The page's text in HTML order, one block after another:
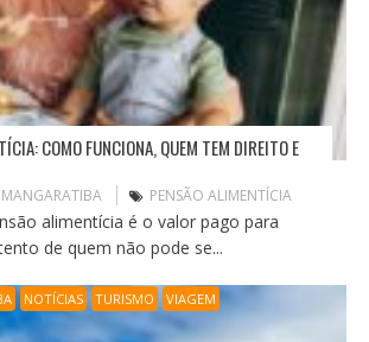
COMO FUNCIONA, QUEM TEM DIREITO E
MANGARATIBA PENSÃO ALIMENTÍCIA
alimentícia é o valor pago para
de quem não pode se...
NOTÍCIAS TURISMO VIAGEM